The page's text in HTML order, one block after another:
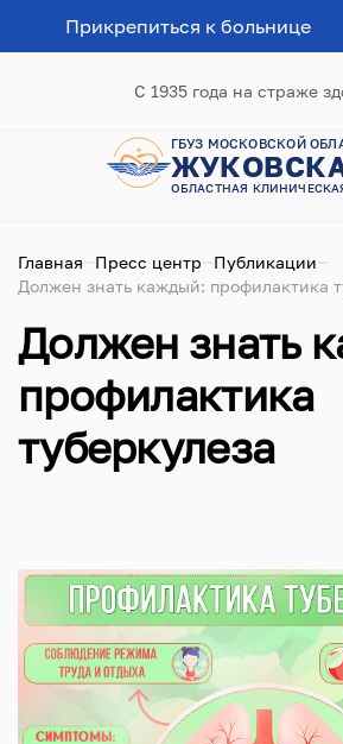
Прикрепиться к больнице
С 1935 года на страже
ГБУЗ МОСКОВСКОЙ
ОБЛАСТНАЯ
Главная Пресс центр
Публикации
Должен знать каждый: профилактика
Должен знать
профилактика
туберкулеза